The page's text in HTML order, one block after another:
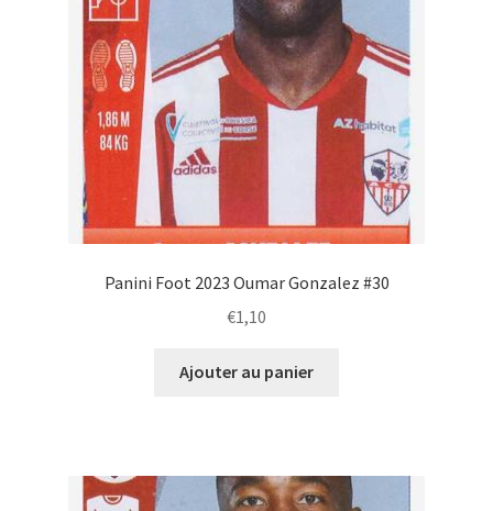
Panini Foot 2023 Oumar Gonzalez #30
€1,10
Ajouter au panier